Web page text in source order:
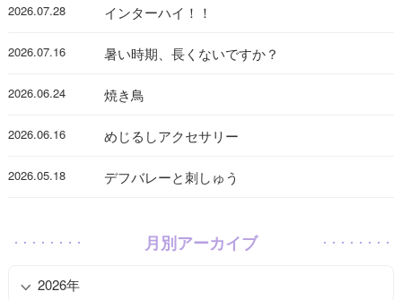
2026.07.28 インターハイ！！
2026.07.16 暑い時期、長くないですか？
2026.06.24 焼き鳥
2026.06.16 めじるしアクセサリー
2026.05.18 デフバレーと刺しゅう
月別アーカイブ
2026年